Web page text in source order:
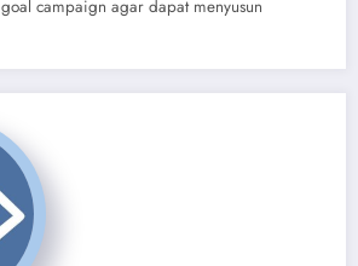
campaign agar dapat menyusun